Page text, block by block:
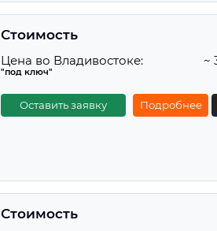
Стоимость
Цена во Владивостоке:
"под ключ"
~
Оставить заявку Подробнее
Стоимость